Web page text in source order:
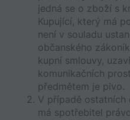
jedná se o zboží s
Kupující, který má
není v souladu
občanského
kupní smlouvy,
komunikačních
předmětem je pivo.
V případě
má spotřebitel